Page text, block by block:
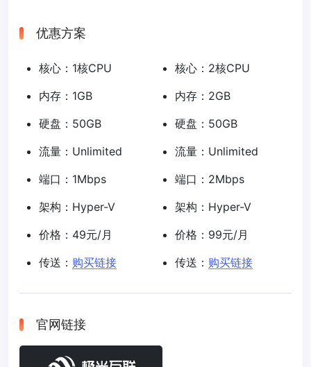
优惠方案
核心：1核CPU
内存：1GB
硬盘：50GB
流量：Unlimited
端口：1Mbps
架构：Hyper-V
价格：49元/月
传送： 购买链接
核心：2核CPU
内存：2GB
硬盘：50GB
流量：Unlimited
端口：2Mbps
架构：Hyper-V
价格：99元/月
传送： 购买链接
官网链接